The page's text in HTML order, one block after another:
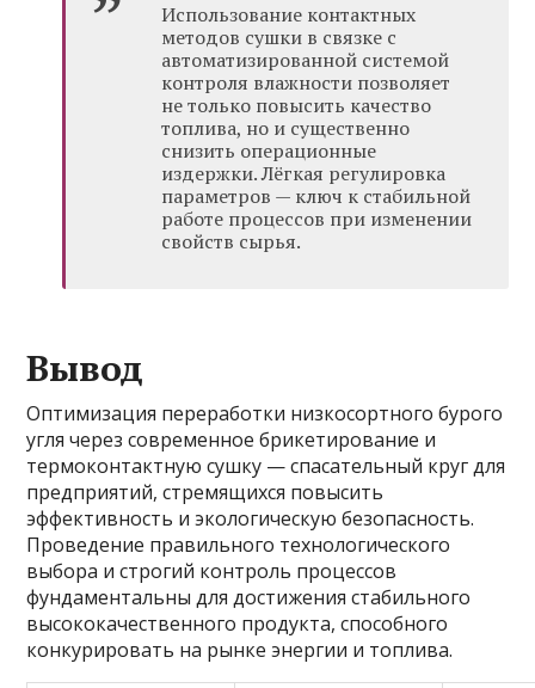
Использование контактных
методов сушки в связке с
автоматизированной системой
контроля влажности позволяет
не только повысить качество
топлива, но и существенно
снизить операционные
издержки. Лёгкая регулировка
параметров — ключ к стабильной
работе процессов при изменении
свойств сырья.
Вывод
Оптимизация переработки низкосортного бурого
угля через современное брикетирование и
термоконтактную сушку — спасательный круг для
предприятий, стремящихся повысить
эффективность и экологическую безопасность.
Проведение правильного технологического
выбора и строгий контроль процессов
фундаментальны для достижения стабильного
высококачественного продукта, способного
конкурировать на рынке энергии и топлива.